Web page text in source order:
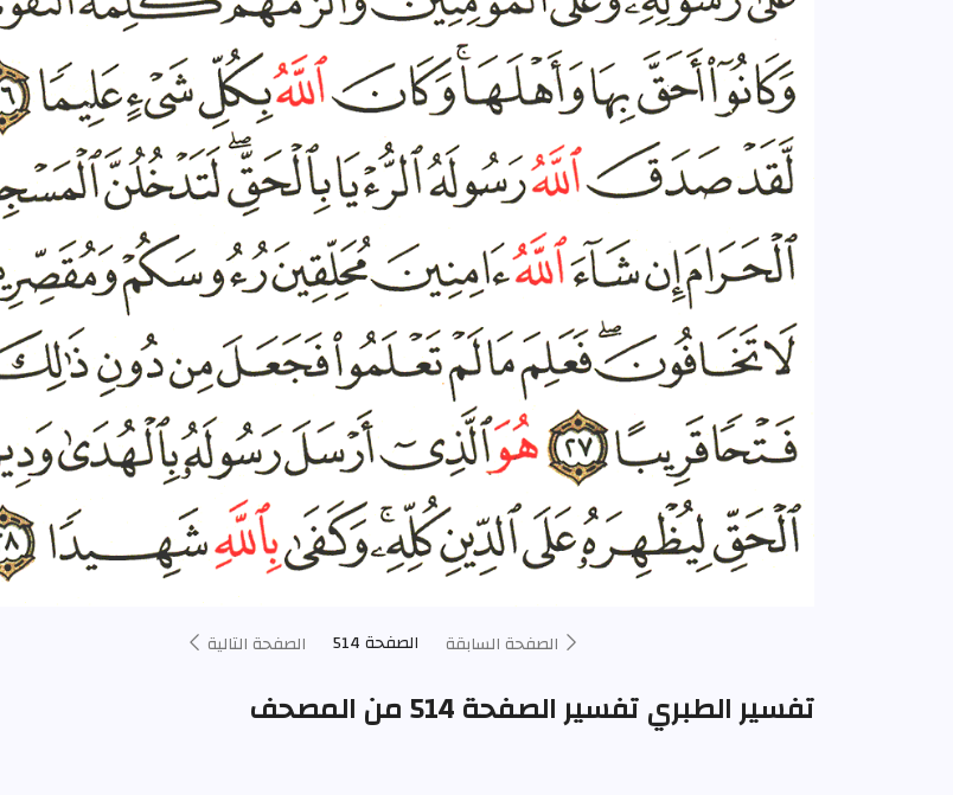
الصفحة السابقة الصفحة 514 الصفحة التالية
تفسير الطبري تفسير الصفحة 514 من المصحف